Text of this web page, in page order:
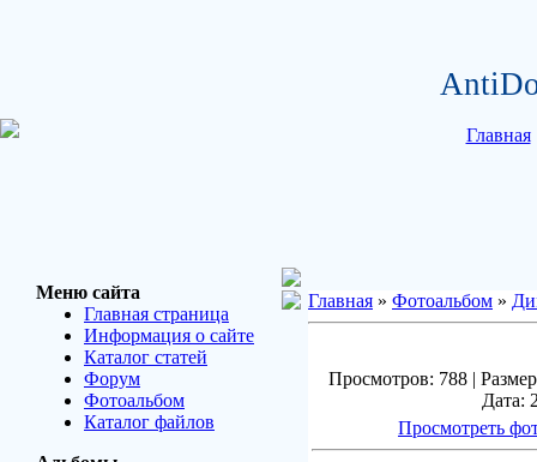
Главная
Меню сайта
Главная страница
Информация о сайте
Каталог статей
Форум
Фотоальбом
Каталог файлов
Главная » Фотоальбом »
Просмотров: 788 |
Дата:
Просмотреть